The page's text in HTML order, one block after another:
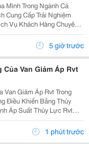
Mình Trong Ngành Cá
Cung Cấp Trải Nghiệm
Vụ Khách Hàng Chuyên
Chơi Phong Phú Từ
Luôn Tìm Thấy Điều Gì Đó
5 giờ trước
Van Giảm Áp Rvt
Giảm Áp Rvt Trong
Áp Suất Thủy Lực Rvt
Thống Nhằm Đảm Bảo Áp
Khỏi Quá Tải, Thực
1 phút trước